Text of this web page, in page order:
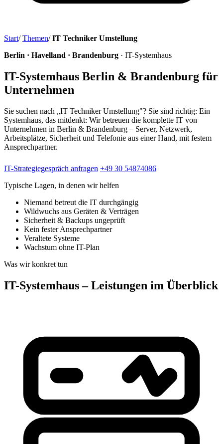
Start/ Themen/ IT Techniker Umstellung
Berlin · Havelland · Brandenburg · IT-Systemhaus
IT-Systemhaus Berlin & Brandenburg für
Unternehmen
Sie suchen nach „IT Techniker Umstellung"? Sie sind richtig: Ein
Systemhaus, das mitdenkt: Wir betreuen die komplette IT von
Unternehmen in Berlin & Brandenburg – Server, Netzwerk,
Arbeitsplätze, Sicherheit und Telefonie aus einer Hand, mit festem
Ansprechpartner.
IT-Strategiegespräch anfragen +49 30 54874086
Typische Lagen, in denen wir helfen
Niemand betreut die IT durchgängig
Wildwuchs aus Geräten & Verträgen
Sicherheit & Backups ungeprüft
Kein fester Ansprechpartner
Veraltete Systeme
Wachstum ohne IT-Plan
Was wir konkret tun
IT-Systemhaus – Leistungen im Überblick